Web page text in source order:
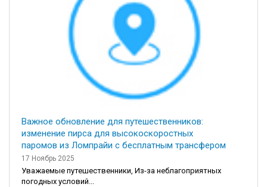
Важное обновление для путешественников:
изменение пирса для высокоскоростных
паромов из Ломпрайи с бесплатным трансфером
17 Ноябрь 2025
Уважаемые путешественники, Из-за неблагоприятных
погодных условий...